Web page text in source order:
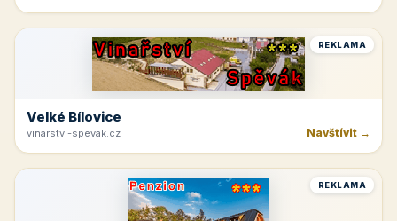
REKLAMA
Velké Bílovice
vinarstvi-spevak.cz Navštívit →
REKLAMA